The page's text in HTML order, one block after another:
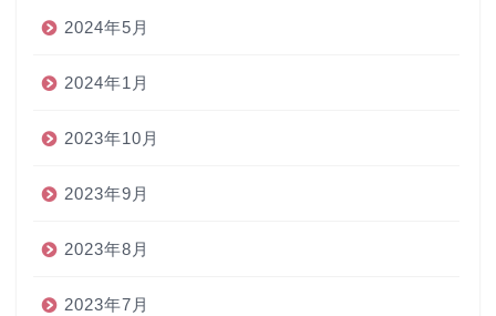
2024年5月
2024年1月
2023年10月
2023年9月
2023年8月
2023年7月